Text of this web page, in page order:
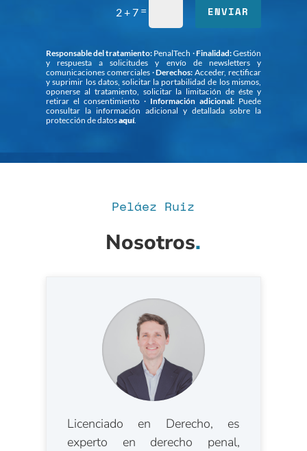
2 + 7= ENVIAR
Responsable del tratamiento: PenalTech ·Finalidad:Gestión
y respuesta a solicitudes y envío de newsletters y
comunicaciones comerciales ·Derechos: Acceder, rectificar
y suprimir los datos, solicitar la portabilidad de los mismos,
oponerse al tratamiento, solicitar la limitación de éste y
retirar el consentimiento · Información adicional:Puede
consultar la información adicional y detallada sobre la
protección de datosaquí.
Peláez Ruiz
Nosotros.
Licenciado en Derecho, es
experto en derecho penal,